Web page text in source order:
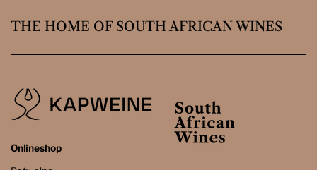
THE HOME OF SOUTH AFRICAN WINES
Onlineshop